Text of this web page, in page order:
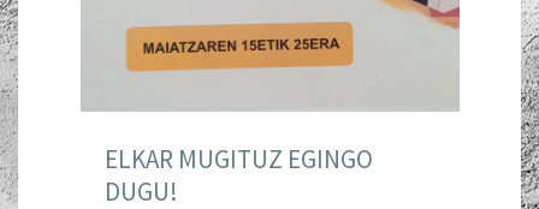
ELKAR MUGITUZ EGINGO
DUGU!